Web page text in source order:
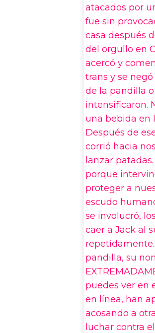
atacados por
fue sin
casa después
del orgullo en
acercó y
trans y se
de la pandilla
intensificaron.
una bebida en
Después de
corrió hacia
lanzar
porque
proteger a
escudo
se involucró,
caer a Jack al
pandilla, su
puedes ver en
en línea, han
acosando a
luchar contra